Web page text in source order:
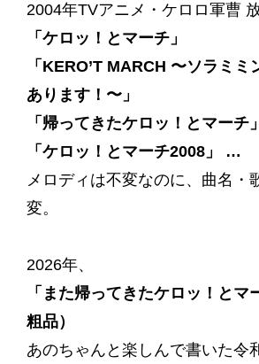
2004年TVアニメ・ケロロ軍曹
「ケロッ！とマーチ」
「KERO’T MARCH 〜ソラミ
あります！〜」
「帰ってきたケロッ！とマーチ」
「ケロッ！とマーチ2008」 …
メロディは不変なのに、曲名・
変。
2026年、
「また帰ってきたケロッ！と
粗品）
あのちゃんと楽しんで書いた令